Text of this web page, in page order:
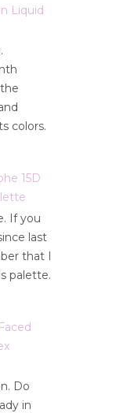
Liquid
colors.
15D
If you
last
that I
palette.
Do
in